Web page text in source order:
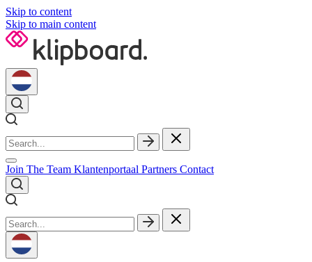
Skip to content
Skip to main content
Join The Team Klantenportaal Partners Contact